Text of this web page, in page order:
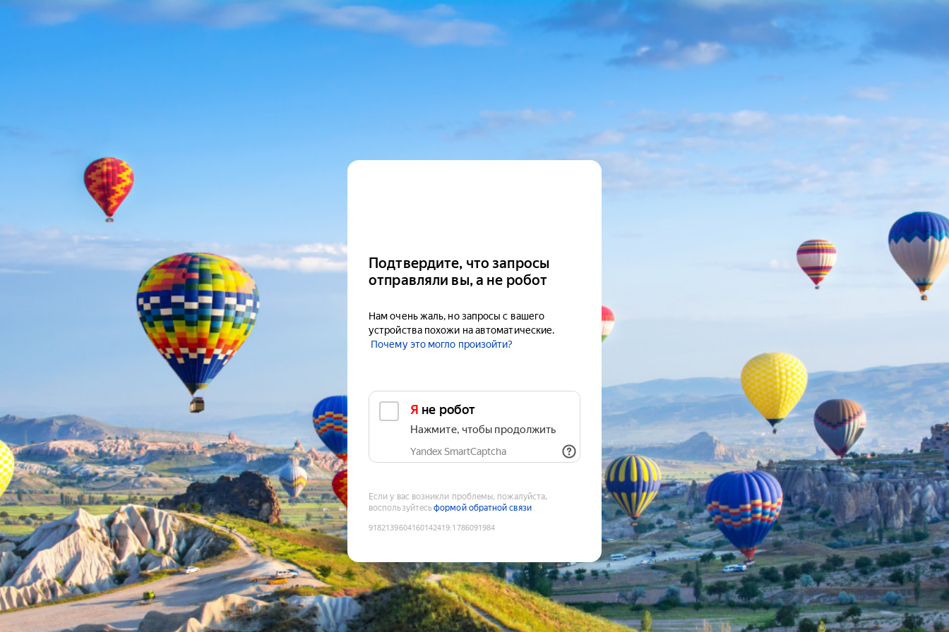
Подтвердите, что запросы
отправляли вы, а не робот
Нам очень жаль, но запросы с вашего
устройства похожи на автоматические.
Почему это могло произойти?
Я не робот
Нажмите, чтобы продолжить
Yandex SmartCaptcha
Если у вас возникли проблемы, пожалуйста,
воспользуйтесьформой обратной связи
9182139604160142419:1786091984